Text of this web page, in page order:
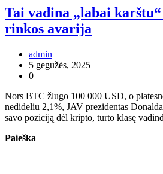
Tai vadina „labai
rinkos avarija
admin
5 gegužės, 2025
0
Nors BTC žlugo 100 000 USD, o
nedideliu 2,1%, JAV prezidentas
savo poziciją dėl kripto, turto klasę
Paieška